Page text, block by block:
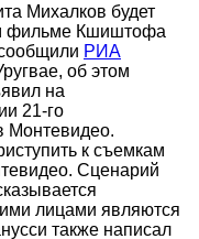
Михалков будет
фильме Кшиштофа
РИА
об этом
на
21-го
Монтевидео.
к съемкам
Сценарий
лицами являются
также написал